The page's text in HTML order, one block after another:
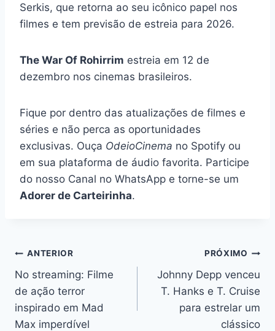
Serkis, que retorna ao seu icônico papel nos
filmes e tem previsão de estreia para 2026.
The War Of Rohirrim estreia em 12 de
dezembro nos cinemas brasileiros.
Fique por dentro das atualizações de filmes e
séries e não perca as oportunidades
exclusivas. Ouça OdeioCinema no Spotify ou
em sua plataforma de áudio favorita. Participe
do nosso Canal no WhatsApp e torne-se um
Adorer de Carteirinha.
Navegação
de
Post
ANTERIOR
No streaming: Filme
de ação terror
inspirado em Mad
Max imperdível
PRÓXIMO
Johnny Depp venceu
T. Hanks e T. Cruise
para estrelar um
clássico